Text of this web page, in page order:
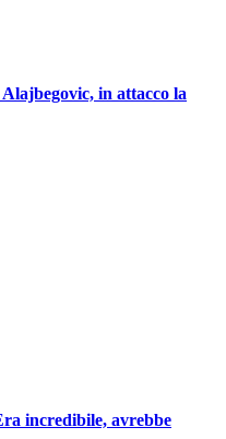
in attacco la
incredibile, avrebbe